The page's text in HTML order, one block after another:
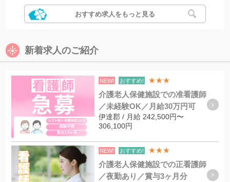
おすすめ求人をもっと見る
新着求人のご紹介
NEW! おすすめ! ★★★
介護老人保健施設での准看護師
／未経験OK／月給30万円可
伊達郡 / 月給 242,500円〜
306,100円
NEW! おすすめ! ★★★
介護老人保健施設での正看護師
／夜勤あり／賞与3ヶ月分